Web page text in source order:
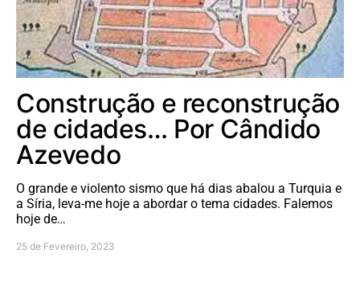
Construção e reconstrução
de cidades… Por Cândido
Azevedo
O grande e violento sismo que há dias abalou a Turquia e
a Síria, leva-me hoje a abordar o tema cidades. Falemos
hoje de…
25 de Fevereiro, 2023